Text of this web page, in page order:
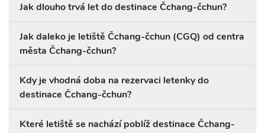
Jak dlouho trvá let do destinace Čchang-čchun?
Jak daleko je letiště Čchang-čchun (CGQ) od centra
města Čchang-čchun?
Kdy je vhodná doba na rezervaci letenky do
destinace Čchang-čchun?
Které letiště se nachází poblíž destinace Čchang-